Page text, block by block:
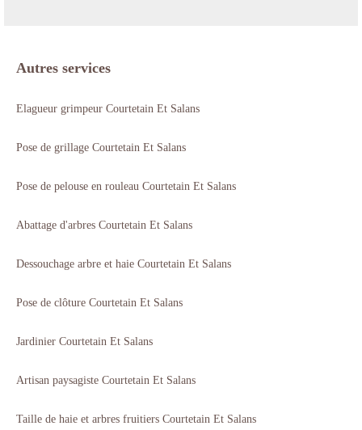
Autres services
Elagueur grimpeur Courtetain Et Salans
Pose de grillage Courtetain Et Salans
Pose de pelouse en rouleau Courtetain Et Salans
Abattage d'arbres Courtetain Et Salans
Dessouchage arbre et haie Courtetain Et Salans
Pose de clôture Courtetain Et Salans
Jardinier Courtetain Et Salans
Artisan paysagiste Courtetain Et Salans
Taille de haie et arbres fruitiers Courtetain Et Salans